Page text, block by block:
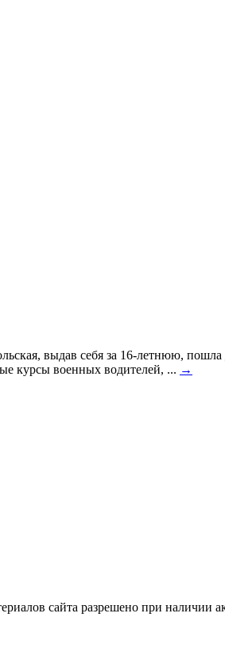
выдав себя за 16-летнюю,
курсы военных водителей, ... →
сайта разрешено при наличии